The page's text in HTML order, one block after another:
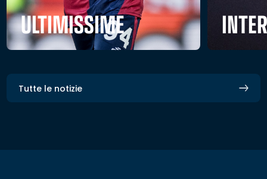
ULTIMISSIME
Tutte le notizie